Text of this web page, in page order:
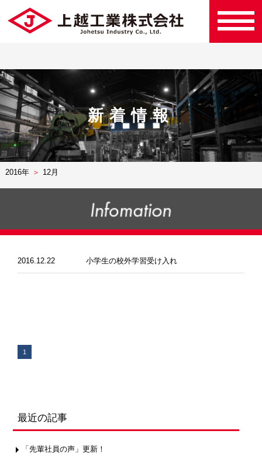
新着情報
2016年 12月
2016.12.22 小学生の校外学習受け入れ
1
最近の記事
「先輩社員の声」更新！